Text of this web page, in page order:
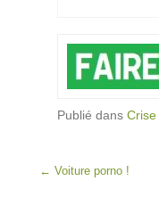
Publié dans
Post navigation
← Voiture porno !